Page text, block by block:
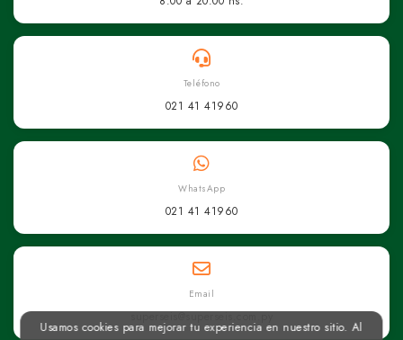
Teléfono
021 41 41960
WhatsApp
021 41 41960
Email
superseis@superseis.com.py
Usamos cookies para mejorar tu experiencia en nuestro sitio. Al